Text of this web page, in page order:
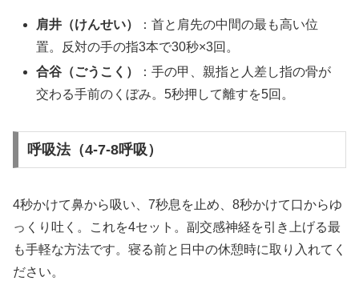
肩井（けんせい）
：首と肩先の中間の最も高い位
置。反対の手の指3本で30秒×3回。
合谷（ごうこく）
：手の甲、親指と人差し指の骨が
交わる手前のくぼみ。5秒押して離すを5回。
呼吸法（4-7-8呼吸）
4秒かけて鼻から吸い、7秒息を止め、8秒かけて口からゆ
っくり吐く。これを4セット。副交感神経を引き上げる最
も手軽な方法です。寝る前と日中の休憩時に取り入れてく
ださい。